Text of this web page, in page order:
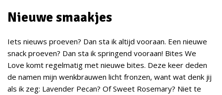
Nieuwe smaakjes
Iets nieuws proeven? Dan sta ik altijd vooraan. Een nieuwe
snack proeven? Dan sta ik springend vooraan! Bites We
Love komt regelmatig met nieuwe bites. Deze keer deden
de namen mijn wenkbrauwen licht fronzen, want wat denk jij
als ik zeg: Lavender Pecan? Of Sweet Rosemary? Niet te